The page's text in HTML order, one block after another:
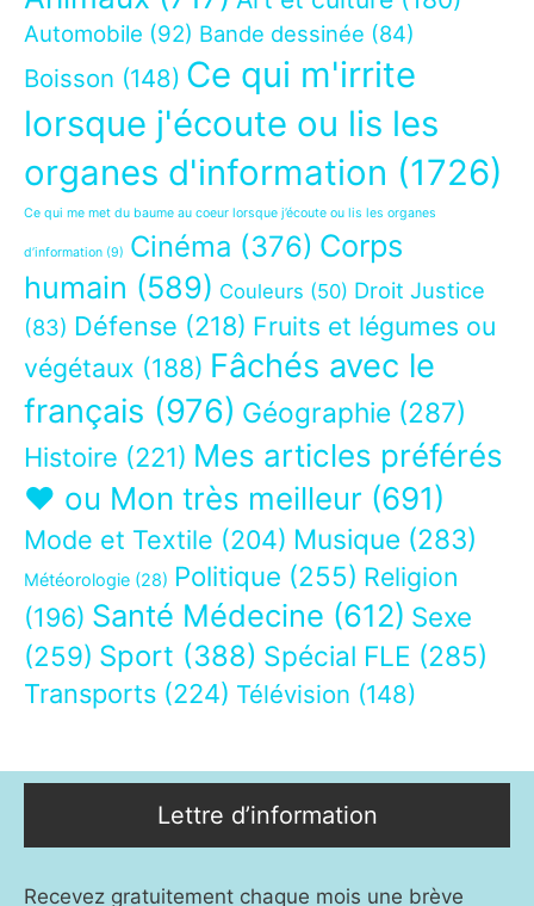
Automobile (92) Bande dessinée (84)
Boisson (148) Ce qui m'irrite
lorsque j'écoute ou lis les
organes d'information (1726)
Ce qui me met du baume au coeur lorsque j’écoute ou lis les organes
d’information (9) Cinéma (376) Corps
humain (589) Couleurs (50) Droit Justice
(83) Défense (218) Fruits et légumes ou
végétaux (188) Fâchés avec le
français (976) Géographie (287)
Histoire (221) Mes articles préférés
❤ ou Mon très meilleur (691)
Mode et Textile (204) Musique (283)
Météorologie (28) Politique (255) Religion
(196) Santé Médecine (612) Sexe
(259) Sport (388) Spécial FLE (285)
Transports (224) Télévision (148)
Lettre d’information
Recevez gratuitement chaque mois une brève